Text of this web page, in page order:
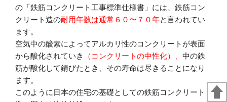
の「鉄筋コンクリート工事標準仕様書」には、鉄筋コン
クリート造の耐用年数は通常６０〜７０年と言われてい
ます。
空気中の酸素によってアルカリ性のコンクリートが表面
から酸化されていき
（コンクリートの中性化）、 中の鉄
筋が酸化して錆びたとき、その寿命は尽きることになり
ます。
このように日本の住宅の基礎としての鉄筋コンクリート